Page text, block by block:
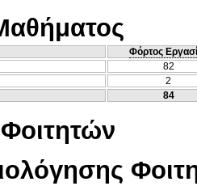
Φόρτος
82
2
84